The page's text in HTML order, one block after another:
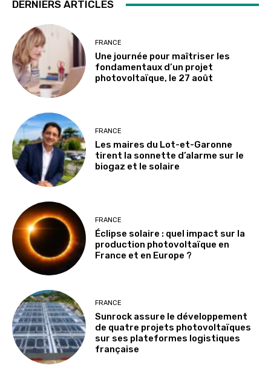
DERNIERS ARTICLES
FRANCE
Une journée pour maîtriser les
fondamentaux d’un projet
photovoltaïque, le 27 août
FRANCE
Les maires du Lot-et-Garonne
tirent la sonnette d’alarme sur le
biogaz et le solaire
FRANCE
Éclipse solaire : quel impact sur la
production photovoltaïque en
France et en Europe ?
FRANCE
Sunrock assure le développement
de quatre projets photovoltaïques
sur ses plateformes logistiques
française